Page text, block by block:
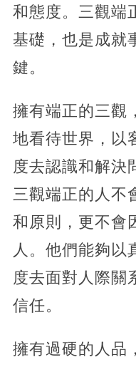
和態度。三觀端
基礎，也是成就
鍵。
擁有端正的三觀
地看待世界，以
度去認識和解決
三觀端正的人不
和原則，更不會
人。他們能夠以
度去面對人際關
信任。
擁有過硬的人品